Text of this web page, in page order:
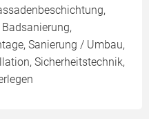
Sanierung / Umbau,
Sicherheitstechnik,